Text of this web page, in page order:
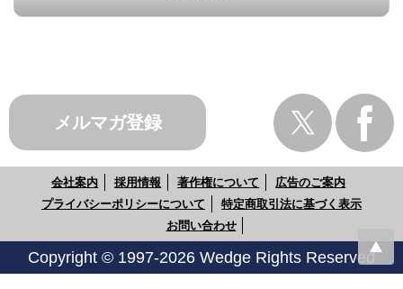
メルマガ登録
会社案内 採用情報 著作権について
広告のご案内
プライバシーポリシーについて
特定商取引法に基づく表示
お問い合わせ
Copyright © 1997-2026 Wedge Rights Reserved